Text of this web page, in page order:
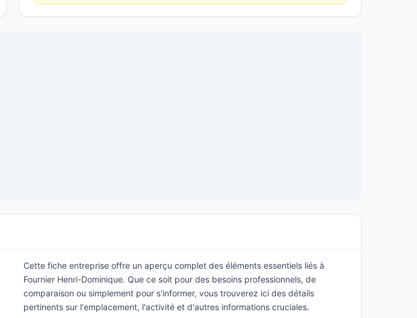
Cette fiche entreprise offre un aperçu complet des éléments essentiels liés à
Fournier Henri-Dominique. Que ce soit pour des besoins professionnels, de
comparaison ou simplement pour s'informer, vous trouverez ici des détails
pertinents sur l'emplacement, l'activité et d'autres informations cruciales.